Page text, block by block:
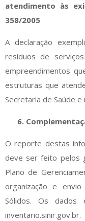
atendimento às
358/2005
A declaração
resíduos de
empreendimentos
estruturas que
Secretaria de Saúde
6.
O reporte destas
deve ser feito pelos
Plano de
organização e
Sólidos. Os dados
inventario.sinir.gov.br.